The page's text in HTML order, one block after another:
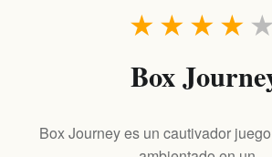
★
★
★
★
★
Box
Box Journey es un cautivador